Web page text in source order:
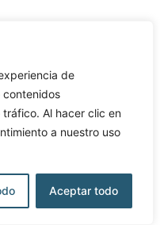
de
contenidos
Al hacer clic en
a nuestro uso
Aceptar todo